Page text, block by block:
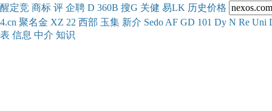
醒定竞 商标 评 企聘 D 360B 搜G 关健 易LK 历史价格
4.cn 聚名金 XZ 22 西部 玉集 新介 Sedo AF GD 101 Dy N Re Uni
表 信息 中介 知识